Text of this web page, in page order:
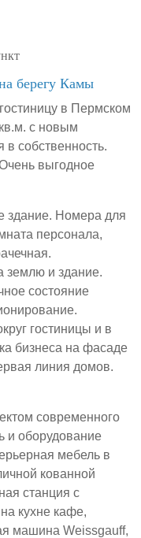
берегу Камы
в Пермском
с новым
собственность.
выгодное
здание. Номера для
персонала,
землю и здание.
состояние
гостиницы и в
бизнеса на фасаде
линия домов.
современного
и оборудование
мебель в
кованной
станция с
кухне кафе,
машина Weissgauff,